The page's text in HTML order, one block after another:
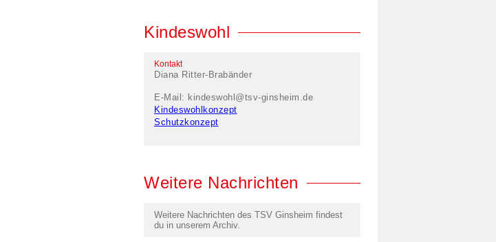
Kindeswohl
Kontakt
Diana Ritter-Brabänder
E-Mail: kindeswohl@tsv-ginsheim.de
Kindeswohlkonzept
Schutzkonzept
Weitere Nachrichten
Weitere Nachrichten des TSV Ginsheim findest
du in unserem Archiv.